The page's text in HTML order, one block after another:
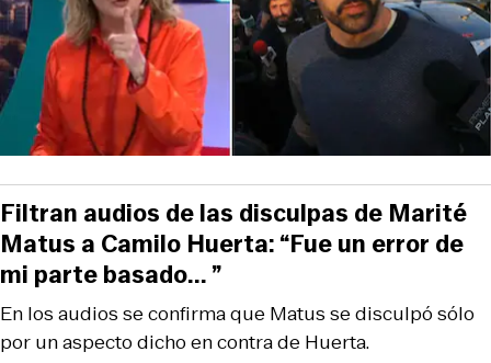
En los audios se confirma que Matus se disculpó sólo
por un aspecto dicho en contra de Huerta.
Filtran audios de las disculpas de Marité
Matus a Camilo Huerta: “Fue un error de
mi parte basado... ”